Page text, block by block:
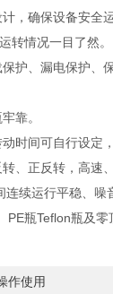
，确保设备安全运
转情况一目了然。
护、漏电保护、
靠。
时间可自行设定
、正反转，高速、
连续运行平稳、噪
瓶Teflon瓶及零
作使用